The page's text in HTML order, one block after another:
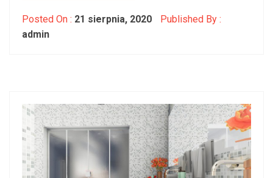
Posted On : 21 sierpnia, 2020
Published By :
admin